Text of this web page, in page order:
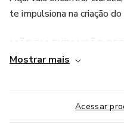
te impulsiona na criação
aprofundares o teu
Estás pronta para te
Mostrar mais
Acessar